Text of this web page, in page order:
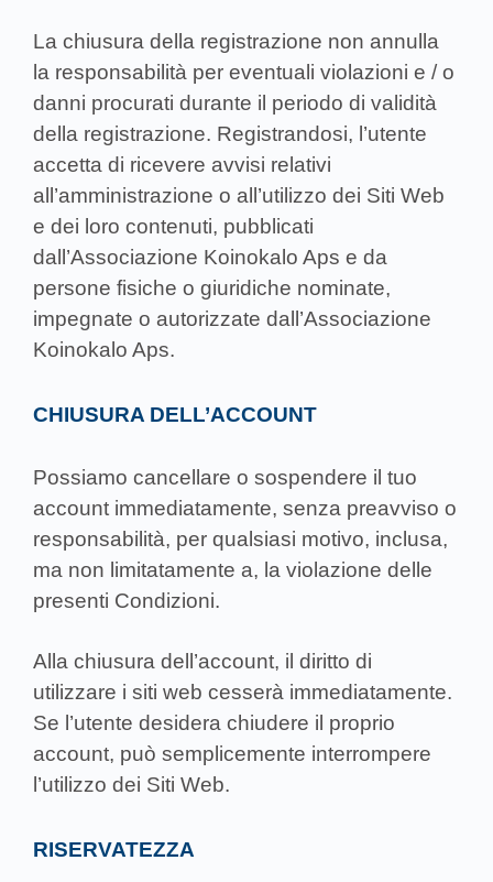
La chiusura della registrazione non annulla
la responsabilità per eventuali violazioni e / o
danni procurati durante il periodo di validità
della registrazione. Registrandosi, l’utente
accetta di ricevere avvisi relativi
all’amministrazione o all’utilizzo dei Siti Web
e dei loro contenuti, pubblicati
dall’Associazione Koinokalo Aps e da
persone fisiche o giuridiche nominate,
impegnate o autorizzate dall’Associazione
Koinokalo Aps.
CHIUSURA DELL’ACCOUNT
Possiamo cancellare o sospendere il tuo
account immediatamente, senza preavviso o
responsabilità, per qualsiasi motivo, inclusa,
ma non limitatamente a, la violazione delle
presenti Condizioni.
Alla chiusura dell’account, il diritto di
utilizzare i siti web cesserà immediatamente.
Se l’utente desidera chiudere il proprio
account, può semplicemente interrompere
l’utilizzo dei Siti Web.
RISERVATEZZA